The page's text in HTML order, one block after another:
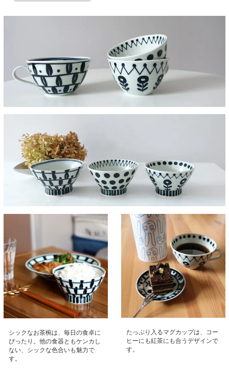
シックなお茶椀は、毎日の食卓に
ぴったり。他の食器ともケンカし
ない、シックな色合いも魅力で
す。
たっぷり入るマグカップは、コー
ヒーにも紅茶にも合うデザインで
す。